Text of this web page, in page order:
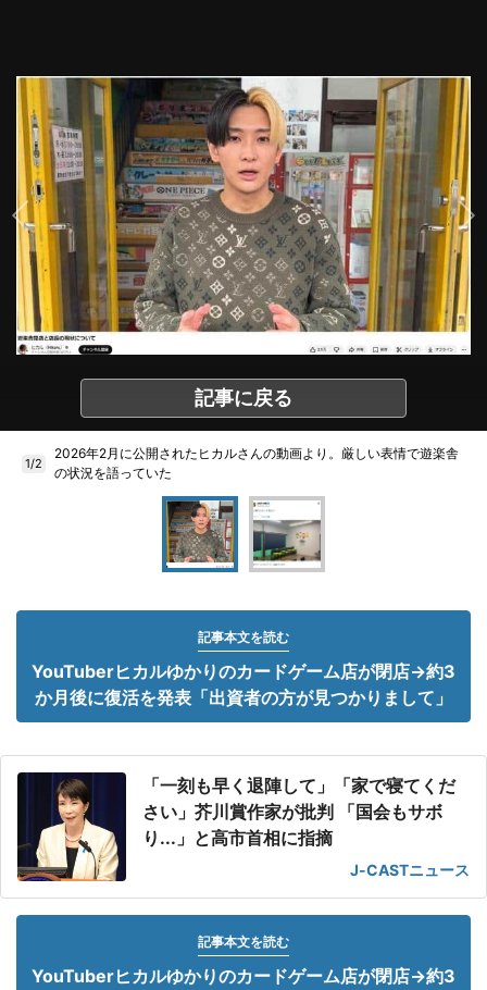
記事に戻る
1/2
2026年2月に公開されたヒカルさんの動画より。厳しい表情で遊楽舎
の状況を語っていた
記事本文を読む
YouTuberヒカルゆかりのカードゲーム店が閉店→約3
か月後に復活を発表「出資者の方が見つかりまして」
「一刻も早く退陣して」「家で寝てくだ
さい」芥川賞作家が批判 「国会もサボ
り...」と高市首相に指摘
J-CASTニュース
記事本文を読む
YouTuberヒカルゆかりのカードゲーム店が閉店→約3